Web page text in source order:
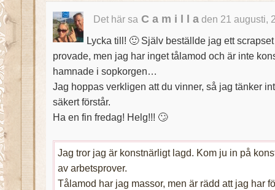
Det här sa C a m i l l aden 21 augusti,
Lycka till! 🙂 Själv beställde jag ett
provade, men jag har inget tålamod och är inte
hamnade i sopkorgen…
Jag hoppas verkligen att du vinner, så jag tänker
säkert förstår.
Ha en fin fredag! Helg!!! 🙄
Jag tror jag är konstnärligt lagd. Kom ju in på
av arbetsprover.
Tålamod har jag massor, men är rädd att jag har